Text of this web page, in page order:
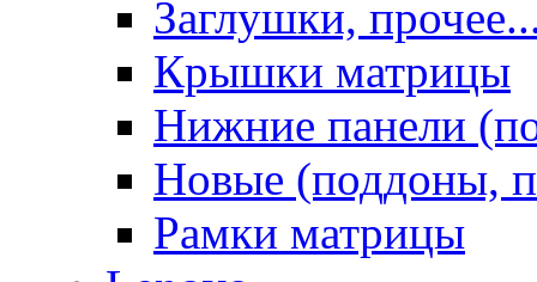
Заглушки,
Крышки матрицы
Нижние панели
Новые (поддоны,
Рамки матрицы